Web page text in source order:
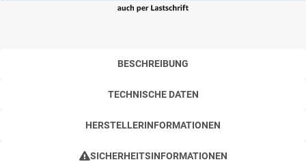
BESCHREIBUNG
TECHNISCHE DATEN
HERSTELLERINFORMATIONEN
SICHERHEITSINFORMATIONEN